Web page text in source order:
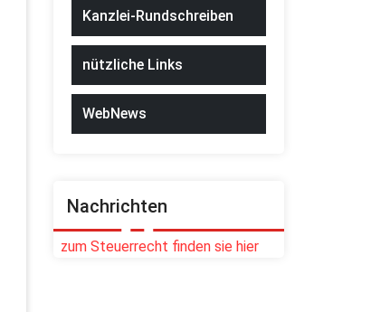
Kanzlei-Rundschreiben
nützliche Links
WebNews
Nachrichten
zum Steuerrecht finden sie hier